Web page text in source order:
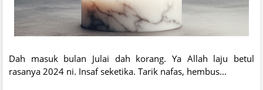
Dah masuk bulan Julai dah korang. Ya Allah laju betul
rasanya 2024 ni. Insaf seketika. Tarik nafas, hembus...